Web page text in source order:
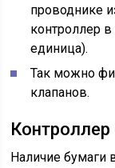
проводнике
контроллер в
единица).
Так можно
клапанов.
Контроллер
Наличие бумаги